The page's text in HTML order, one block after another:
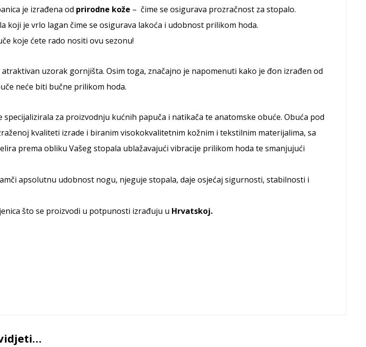
je izrađena od prirodne kože – čime se osigurava prozračnost za stopalo.
koji je vrlo lagan čime se osigurava lakoća i udobnost prilikom hoda.
koje ćete rado nositi ovu sezonu!
uzorak gornjišta. Osim toga, značajno je napomenuti kako je đon izrađen od
neće biti bučne prilikom hoda.
za proizvodnju kućnih papuča i natikača te anatomske obuće. Obuća pod
kvaliteti izrade i biranim visokokvalitetnim kožnim i tekstilnim materijalima, sa
prema obliku Vašeg stopala ublažavajući vibracije prilikom hoda te smanjujući
apsolutnu udobnost nogu, njeguje stopala, daje osjećaj sigurnosti, stabilnosti i
što se proizvodi u potpunosti izrađuju u Hrvatskoj.